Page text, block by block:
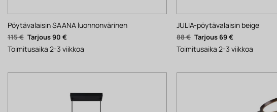
Pöytävalaisin SAANA luonnonvärinen
115€ Alkuperäinen
hinta
oli:
115 €.
90 €Nykyinen
hinta
on:
90 €.
Toimitusaika 2-3 viikkoa
JULIA-pöytävalaisin beige
88€ Alkuperäinen
hinta
oli:
88 €.
69€
on:
69 €.
Toimitusaika 2-3 viikkoa